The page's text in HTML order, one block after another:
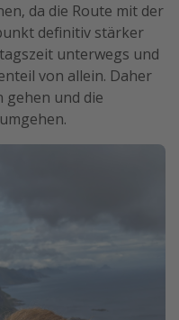
da die Route mit der
definitiv stärker
unterwegs und
von allein. Daher
gehen und die